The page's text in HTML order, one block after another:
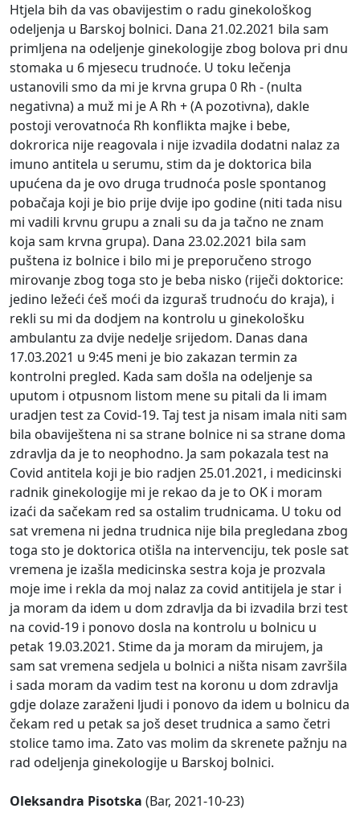
Htjela bih da vas obavijestim o radu ginekološkog
odeljenja u Barskoj bolnici. Dana 21.02.2021 bila sam
primljena na odeljenje ginekologije zbog bolova pri dnu
stomaka u 6 mjesecu trudnoće. U toku lečenja
ustanovili smo da mi je krvna grupa 0 Rh - (nulta
negativna) a muž mi je A Rh + (A pozotivna), dakle
postoji verovatnoća Rh konflikta majke i bebe,
dokrorica nije reagovala i nije izvadila dodatni nalaz za
imuno antitela u serumu, stim da je doktorica bila
upućena da je ovo druga trudnoća posle spontanog
pobačaja koji je bio prije dvije ipo godine (niti tada nisu
mi vadili krvnu grupu a znali su da ja tačno ne znam
koja sam krvna grupa). Dana 23.02.2021 bila sam
puštena iz bolnice i bilo mi je preporučeno strogo
mirovanje zbog toga sto je beba nisko (riječi doktorice:
jedino ležeći ćeš moći da izguraš trudnoću do kraja), i
rekli su mi da dodjem na kontrolu u ginekološku
ambulantu za dvije nedelje srijedom. Danas dana
17.03.2021 u 9:45 meni je bio zakazan termin za
kontrolni pregled. Kada sam došla na odeljenje sa
uputom i otpusnom listom mene su pitali da li imam
uradjen test za Covid-19. Taj test ja nisam imala niti sam
bila obaviještena ni sa strane bolnice ni sa strane doma
zdravlja da je to neophodno. Ja sam pokazala test na
Covid antitela koji je bio radjen 25.01.2021, i medicinski
radnik ginekologije mi je rekao da je to OK i moram
izaći da sačekam red sa ostalim trudnicama. U toku od
sat vremena ni jedna trudnica nije bila pregledana zbog
toga sto je doktorica otišla na intervenciju, tek posle sat
vremena je izašla medicinska sestra koja je prozvala
moje ime i rekla da moj nalaz za covid antitijela je star i
ja moram da idem u dom zdravlja da bi izvadila brzi test
na covid-19 i ponovo dosla na kontrolu u bolnicu u
petak 19.03.2021. Stime da ja moram da mirujem, ja
sam sat vremena sedjela u bolnici a ništa nisam završila
i sada moram da vadim test na koronu u dom zdravlja
gdje dolaze zaraženi ljudi i ponovo da idem u bolnicu da
čekam red u petak sa još deset trudnica a samo četri
stolice tamo ima. Zato vas molim da skrenete pažnju na
rad odeljenja ginekologije u Barskoj bolnici.
Oleksandra Pisotska (Bar, 2021-10-23)